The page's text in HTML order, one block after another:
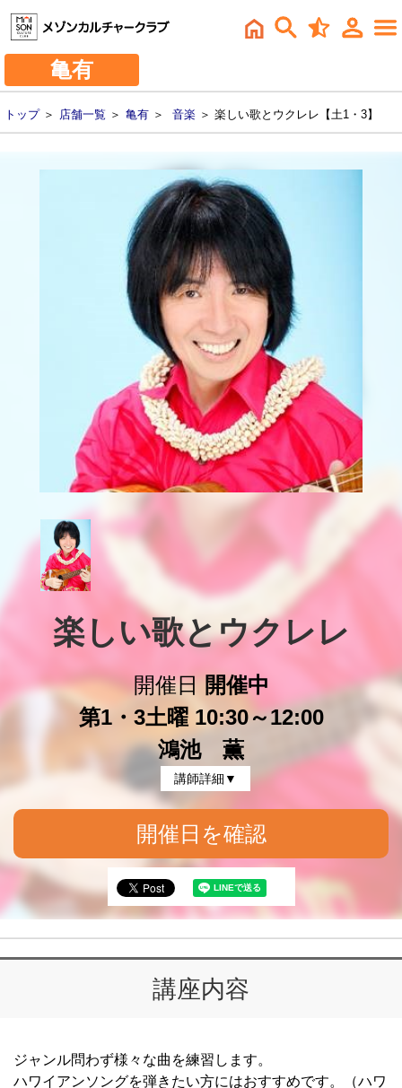
亀有
トップ＞ 店舗一覧 ＞ 亀有 ＞ 音楽 ＞ 楽しい歌とウクレレ【土1・3】
楽しい歌とウクレレ
開催日 開催中
第1・3土曜 10:30～12:00
鴻池 薫
講師詳細▼
開催日を確認
講座内容
ジャンル問わず様々な曲を練習します。
ハワイアンソングを弾きたい方にはおすすめです。（ハワ